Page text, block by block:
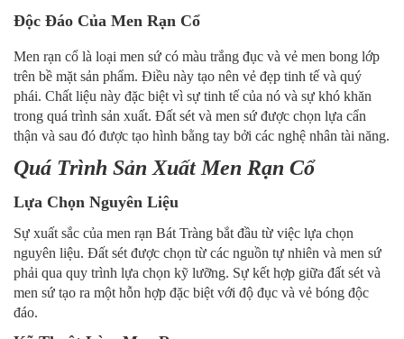
Độc Đáo Của Men Rạn Cổ
Men rạn cổ là loại men sứ có màu trắng đục và vẻ men bong lớp
trên bề mặt sản phẩm. Điều này tạo nên vẻ đẹp tinh tế và quý
phái. Chất liệu này đặc biệt vì sự tinh tế của nó và sự khó khăn
trong quá trình sản xuất. Đất sét và men sứ được chọn lựa cẩn
thận và sau đó được tạo hình bằng tay bởi các nghệ nhân tài năng.
Quá Trình Sản Xuất Men Rạn Cổ
Lựa Chọn Nguyên Liệu
Sự xuất sắc của men rạn Bát Tràng bắt đầu từ việc lựa chọn
nguyên liệu. Đất sét được chọn từ các nguồn tự nhiên và men sứ
phải qua quy trình lựa chọn kỹ lưỡng. Sự kết hợp giữa đất sét và
men sứ tạo ra một hỗn hợp đặc biệt với độ đục và vẻ bóng độc
đáo.